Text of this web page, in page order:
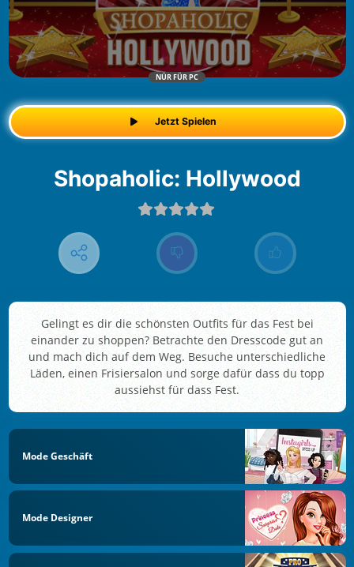
NÜR FÜR PC
Jetzt Spielen
Shopaholic: Hollywood
Gelingt es dir die schönsten Outfits für das Fest bei
einander zu shoppen? Betrachte den Dresscode gut an
und mach dich auf dem Weg. Besuche unterschiedliche
Läden, einen Frisiersalon und sorge dafür dass du topp
aussiehst für dass Fest.
Mode Geschäft
Mode Designer